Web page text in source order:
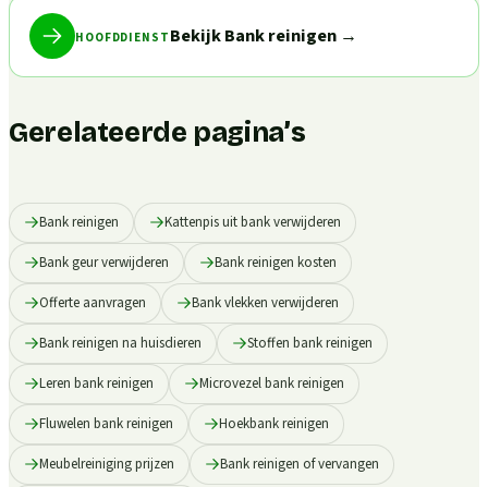
HOOFDDIENST Bekijk Bank reinigen→
Gerelateerde pagina’s
Bank reinigen Kattenpis uit bank verwijderen
Bank geur verwijderen Bank reinigen kosten
Offerte aanvragen Bank vlekken verwijderen
Bank reinigen na huisdieren Stoffen bank reinigen
Leren bank reinigen Microvezel bank reinigen
Fluwelen bank reinigen Hoekbank reinigen
Meubelreiniging prijzen Bank reinigen of vervangen